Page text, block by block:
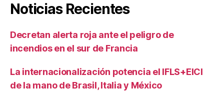
Noticias Recientes
Decretan alerta roja ante el peligro de
incendios en el sur de Francia
La internacionalización potencia el IFLS+EICI
de la mano de Brasil, Italia y México